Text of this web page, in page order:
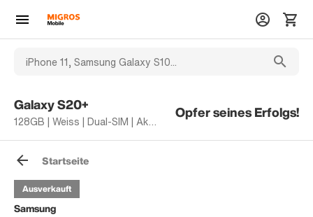
Galaxy S20+
128GB | Weiss | Dual-SIM | Akzeptabler Zustand
Opfer seines Erfolgs!
Startseite
Samsung
Ausverkauft